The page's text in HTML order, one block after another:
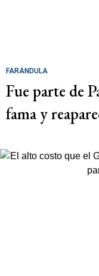
FARÁNDULA
Fue parte de
fama y